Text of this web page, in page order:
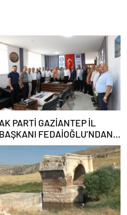
AK PARTİ GAZİANTEP İL
BAŞKANI FEDAİOĞLU’NDAN
TOPLUM
KURULUŞLARINA ZİYARET